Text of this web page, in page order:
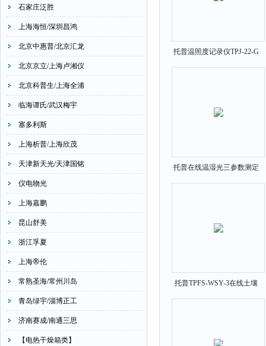
石家庄泛胜
上海海恒/深圳昌鸿
北京中惠普/北京汇龙
北京京立/上海卢湘仪
北京科普生/上海全浦
临海谭氏/武汉梅宇
塞多利斯
上海析普/上海欣茂
天津新天光/天津国铭
仪电物光
上海嘉鹏
昆山舒美
浙江孚夏
上海帝伦
常熟圣海/常州川岛
青岛绿宇/淄博正工
济南赛成/南通三思
【电热干燥箱类】
托普温照度记录仪TPJ-22-G
托普在线温湿光三参数测定
仪TPFS-WSG-1
托普TPFS-WSY-3在线土壤
水分温度盐分测定仪